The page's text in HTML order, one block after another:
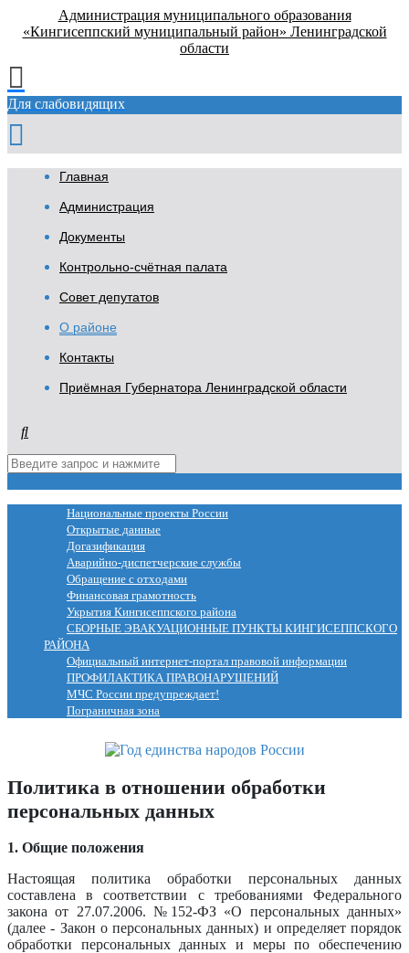
Администрация муниципального образования
«Кингисеппский муниципальный район» Ленинградской
области
Для слабовидящих
Главная
Администрация
Документы
Контрольно-счётная палата
Совет депутатов
О районе
Контакты
Приёмная Губернатора Ленинградской области
Национальные проекты России
Открытые данные
Догазификация
Аварийно-диспетчерские службы
Обращение с отходами
Финансовая грамотность
Укрытия Кингисеппского района
СБОРНЫЕ ЭВАКУАЦИОННЫЕ ПУНКТЫ КИНГИСЕППСКОГО
РАЙОНА
Официальный интернет-портал правовой информации
ПРОФИЛАКТИКА ПРАВОНАРУШЕНИЙ
МЧС России предупреждает!
Пограничная зона
Политика в отношении обработки
персональных данных
1. Общие положения
Настоящая политика обработки персональных данных
составлена в соответствии с требованиями Федерального
закона от 27.07.2006. №152-ФЗ «О персональных данных»
(далее - Закон о персональных данных) и определяет порядок
обработки персональных данных и меры по обеспечению